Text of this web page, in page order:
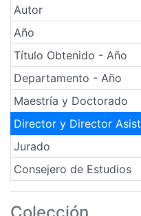
Autor
Año
Título Obtenido - Año
Departamento - Año
Maestría y Doctorado
Director y Director
Jurado
Consejero de Estudios